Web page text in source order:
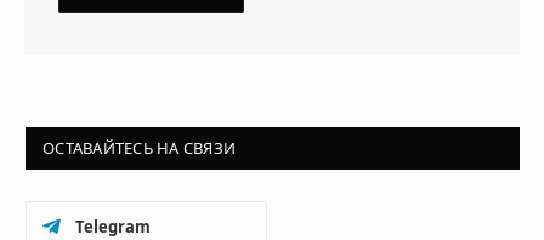
ОСТАВАЙТЕСЬ НА СВЯЗИ
Telegram